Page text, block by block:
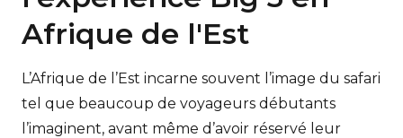
Afrique de l'Est
L’Afrique de l’Est incarne souvent l’image du safari
tel que beaucoup de voyageurs débutants
l’imaginent, avant même d’avoir réservé leur